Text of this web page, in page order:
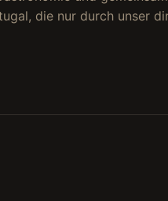
die nur durch unser